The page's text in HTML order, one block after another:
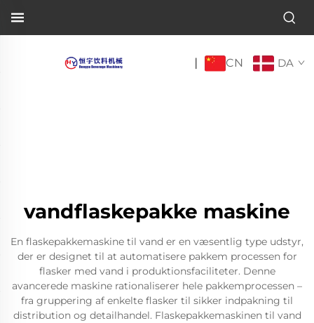
| CN DA
vandflaskepakke maskine
En flaskepakkemaskine til vand er en væsentlig type udstyr,
der er designet til at automatisere pakkem processen for
flasker med vand i produktionsfaciliteter. Denne
avancerede maskine rationaliserer hele pakkemprocessen –
fra gruppering af enkelte flasker til sikker indpakning til
distribution og detailhandel. Flaskepakkemaskinen til vand